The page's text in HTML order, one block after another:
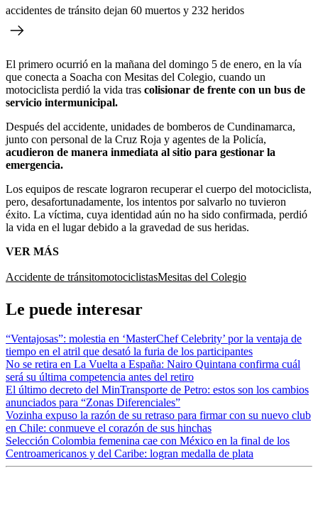
accidentes de tránsito dejan 60 muertos y 232 heridos
El primero ocurrió en la mañana del domingo 5 de enero, en la vía
que conecta a Soacha con Mesitas del Colegio, cuando un
motociclista perdió la vida tras colisionar de frente con un bus de
servicio intermunicipal.
Después del accidente, unidades de bomberos de Cundinamarca,
junto con personal de la Cruz Roja y agentes de la Policía,
acudieron de manera inmediata al sitio para gestionar la
emergencia.
Los equipos de rescate lograron recuperar el cuerpo del motociclista,
pero, desafortunadamente, los intentos por salvarlo no tuvieron
éxito. La víctima, cuya identidad aún no ha sido confirmada, perdió
la vida en el lugar debido a la gravedad de sus heridas.
VER MÁS
Accidente de tránsitomotociclistasMesitas del Colegio
Le puede interesar
“Ventajosas”: molestia en ‘MasterChef Celebrity’ por la ventaja de
tiempo en el atril que desató la furia de los participantes
No se retira en La Vuelta a España: Nairo Quintana confirma cuál
será su última competencia antes del retiro
El último decreto del MinTransporte de Petro: estos son los cambios
anunciados para “Zonas Diferenciales”
Vozinha expuso la razón de su retraso para firmar con su nuevo club
en Chile: conmueve el corazón de sus hinchas
Selección Colombia femenina cae con México en la final de los
Centroamericanos y del Caribe: logran medalla de plata